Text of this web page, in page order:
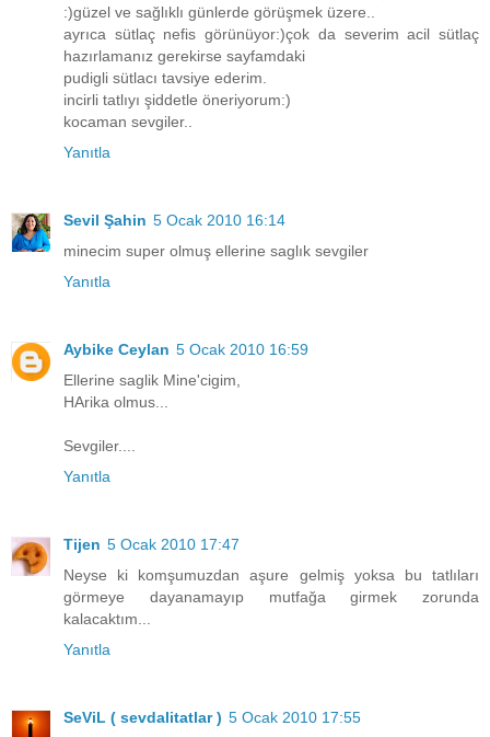
:)güzel ve sağlıklı günlerde görüşmek üzere..
ayrıca sütlaç nefis görünüyor:)çok da severim acil sütlaç
hazırlamanız gerekirse sayfamdaki
pudigli sütlacı tavsiye ederim.
incirli tatlıyı şiddetle öneriyorum:)
kocaman sevgiler..
Yanıtla
Sevil Şahin 5 Ocak 2010 16:14
minecim super olmuş ellerine saglık sevgiler
Yanıtla
Aybike Ceylan 5 Ocak 2010 16:59
Ellerine saglik Mine'cigim,
HArika olmus...
Sevgiler....
Yanıtla
Tijen 5 Ocak 2010 17:47
Neyse ki komşumuzdan aşure gelmiş yoksa bu tatlıları
görmeye dayanamayıp mutfağa girmek zorunda
kalacaktım...
Yanıtla
SeViL ( sevdalitatlar ) 5 Ocak 2010 17:55